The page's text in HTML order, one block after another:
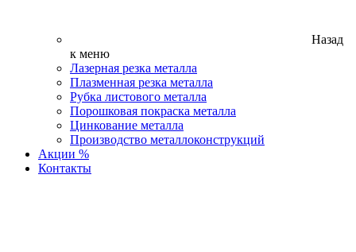
Назад
к меню
Лазерная резка металла
Плазменная резка металла
Рубка листового металла
Порошковая покраска металла
Цинкование металла
Производство металлоконструкций
Акции %
Контакты